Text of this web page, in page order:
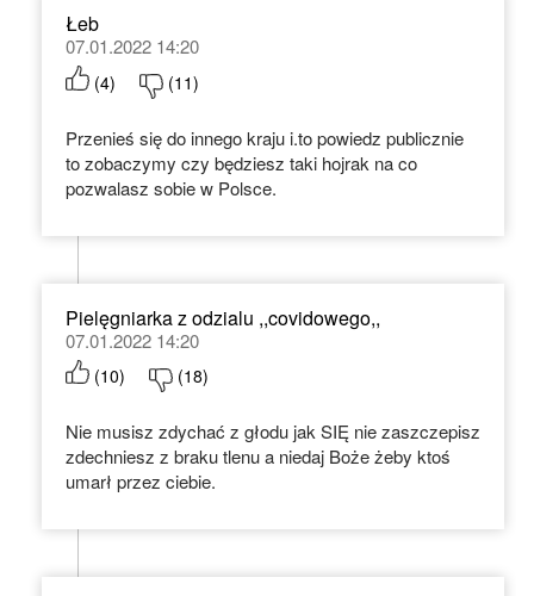
Łeb
07.01.2022 14:20
(4) (11)
Przenieś się do innego kraju i.to powiedz publicznie
to zobaczymy czy będziesz taki hojrak na co
pozwalasz sobie w Polsce.
Pielęgniarka z odzialu ,,covidowego,,
07.01.2022 14:20
(10) (18)
Nie musisz zdychać z głodu jak SIĘ nie zaszczepisz
zdechniesz z braku tlenu a niedaj Boże żeby ktoś
umarł przez ciebie.